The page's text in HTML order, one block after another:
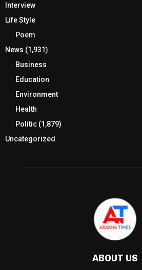
Interview
Life Style
Poem
News (1,931)
Business
Education
Environment
Health
Politic (1,879)
Uncategorized
ABOUT US